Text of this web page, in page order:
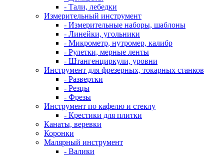
- Тали, лебедки
Измерительный инструмент
- Измерительные наборы, шаблоны
- Линейки, угольники
- Микрометр, нутромер, калибр
- Рулетки, мерные ленты
- Штангенциркули, уровни
Инструмент для фрезерных, токарных станков
- Развертки
- Резцы
- Фрезы
Инструмент по кафелю и стеклу
- Крестики для плитки
Канаты, веревки
Коронки
Малярный инструмент
- Валики